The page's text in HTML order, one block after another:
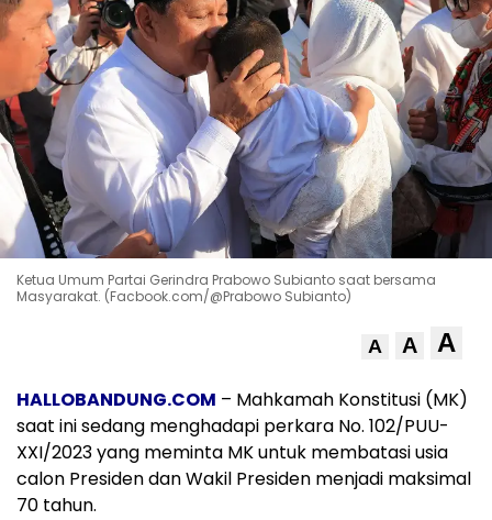
Ketua Umum Partai Gerindra Prabowo Subianto saat bersama
Masyarakat. (Facbook.com/@Prabowo Subianto)
A A A
HALLOBANDUNG.COM – Mahkamah Konstitusi (MK)
saat ini sedang menghadapi perkara No. 102/PUU-
XXI/2023 yang meminta MK untuk membatasi usia
calon Presiden dan Wakil Presiden menjadi maksimal
70 tahun.